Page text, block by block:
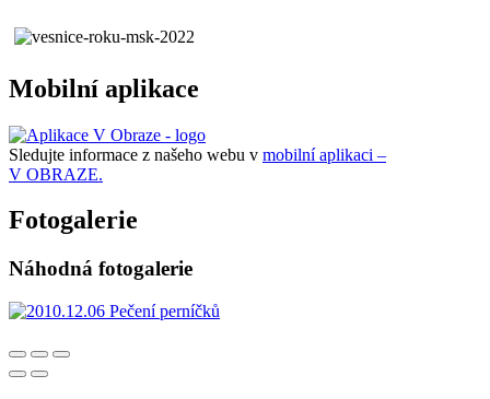
Mobilní aplikace
Sledujte informace z našeho webu v mobilní aplikaci –
V OBRAZE.
Fotogalerie
Náhodná fotogalerie